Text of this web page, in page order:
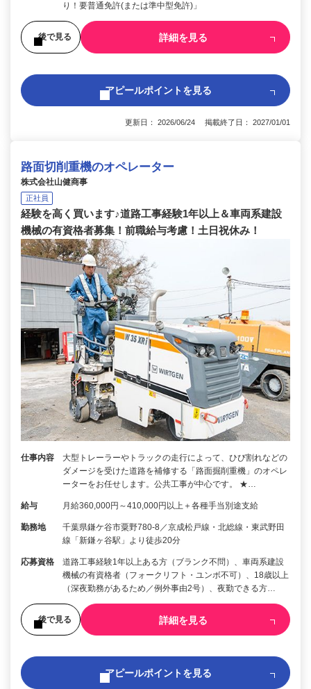
り！要普通免許(または準中型免許)」
後で見る 詳細を見る
アピールポイントを見る
更新日： 2026/06/24 掲載終了日： 2027/01/01
路面切削重機のオペレーター
株式会社山健商事
正社員
経験を高く買います♪道路工事経験1年以上＆車両系建設
機械の有資格者募集！前職給与考慮！土日祝休み！
仕事内容
大型トレーラーやトラックの走行によって、ひび割れなどの
ダメージを受けた道路を補修する「路面掘削重機」のオペレ
ーターをお任せします。公共工事が中心です。 ★…
給与 月給360,000円～410,000円以上＋各種手当別途支給
勤務地
千葉県鎌ケ谷市粟野780-8／京成松戸線・北総線・東武野田
線「新鎌ヶ谷駅」より徒歩20分
応募資格
道路工事経験1年以上ある方（ブランク不問）、車両系建設
機械の有資格者（フォークリフト・ユンボ不可）、18歳以上
（深夜勤務があるため／例外事由2号）、夜勤できる方…
後で見る 詳細を見る
アピールポイントを見る